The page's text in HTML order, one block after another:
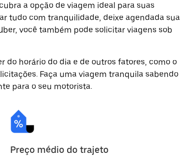
a opção de viagem ideal para suas
tudo com tranquilidade, deixe agendada sua
você também pode solicitar viagens sob
do horário do dia e de outros fatores, como o
Faça uma viagem tranquila sabendo
para o seu motorista.
Preço médio do trajeto